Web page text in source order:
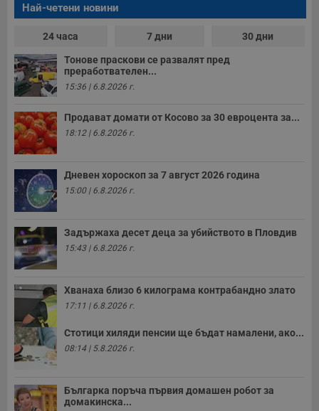
Най-четени новини
24 часа 7 дни 30 дни
Тонове праскови се развалят пред
преработвателен...
15:36 | 6.8.2026 г.
Продават домати от Косово за 30 евроцента за...
18:12 | 6.8.2026 г.
Дневен хороскоп за 7 август 2026 година
15:00 | 6.8.2026 г.
Задържаха десет деца за убийството в Пловдив
15:43 | 6.8.2026 г.
Хванаха близо 6 килограма контрабандно злато
17:11 | 6.8.2026 г.
Стотици хиляди пенсии ще бъдат намалени, ако...
08:14 | 5.8.2026 г.
Българка поръча първия домашен робот за
домакинска...